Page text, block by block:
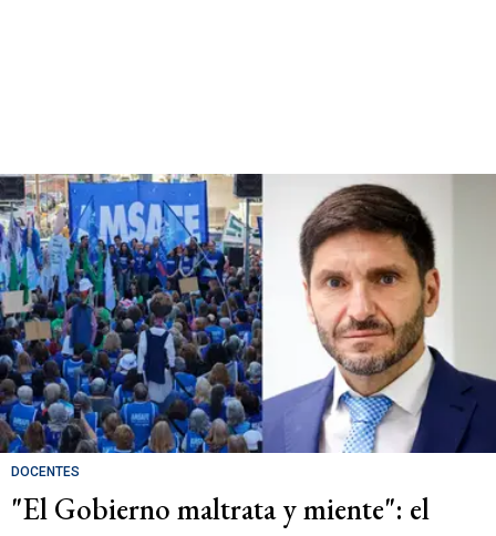
DOCENTES
"El Gobierno maltrata y miente": el